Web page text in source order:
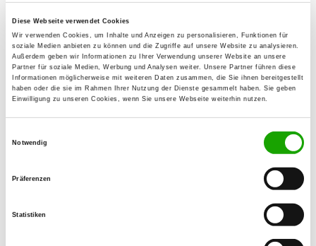
Diese Webseite verwendet Cookies
Wir verwenden Cookies, um Inhalte und Anzeigen zu personalisieren, Funktionen für
soziale Medien anbieten zu können und die Zugriffe auf unsere Website zu analysieren.
Außerdem geben wir Informationen zu Ihrer Verwendung unserer Website an unsere
Partner für soziale Medien, Werbung und Analysen weiter. Unsere Partner führen diese
Informationen möglicherweise mit weiteren Daten zusammen, die Sie ihnen bereitgestellt
haben oder die sie im Rahmen Ihrer Nutzung der Dienste gesammelt haben. Sie geben
Einwilligung zu unseren Cookies, wenn Sie unsere Webseite weiterhin nutzen.
Notwendig
Präferenzen
Statistiken
OG - Ferndorftal, Kr. Siegen
Details
Zum Wüstenhof
57223 Kreuztal
OG - Freienohl
Auf der Insel
OG - Meschede
Details
59872 Meschede